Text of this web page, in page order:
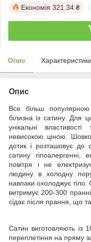
Економія 321.34 ₴
Опис Характеристики
Опис
Все більш популярною
білизна із сатину. Для
унікальні
невисокою ціною.
дотик і розташовує до
сатину гіпоалергенні,
повітря і не
людину в холодну
навпаки охолоджує тіло.
витримує 200-300
сідає після прання, що
Сатин виготовляють із
переплетіння на пряму